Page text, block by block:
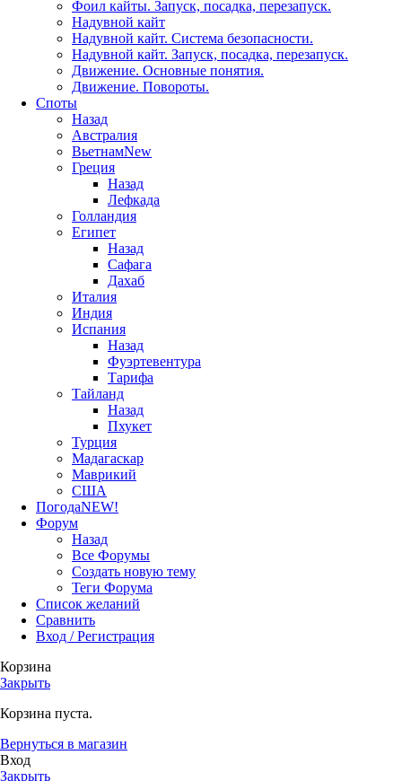
Фоил кайты. Запуск, посадка, перезапуск.
Надувной кайт
Надувной кайт. Система безопасности.
Надувной кайт. Запуск, посадка, перезапуск.
Движение. Основные понятия.
Движение. Повороты.
Споты
Назад
Австралия
ВьетнамNew
Греция
Назад
Лефкада
Голландия
Египет
Назад
Сафага
Дахаб
Италия
Индия
Испания
Назад
Фуэртевентура
Тарифа
Тайланд
Назад
Пхукет
Турция
Мадагаскар
Маврикий
США
ПогодаNEW!
Форум
Назад
Все Форумы
Создать новую тему
Теги Форума
Список желаний
Сравнить
Вход / Регистрация
Корзина
Закрыть
Корзина пуста.
Вернуться в магазин
Вход
Закрыть